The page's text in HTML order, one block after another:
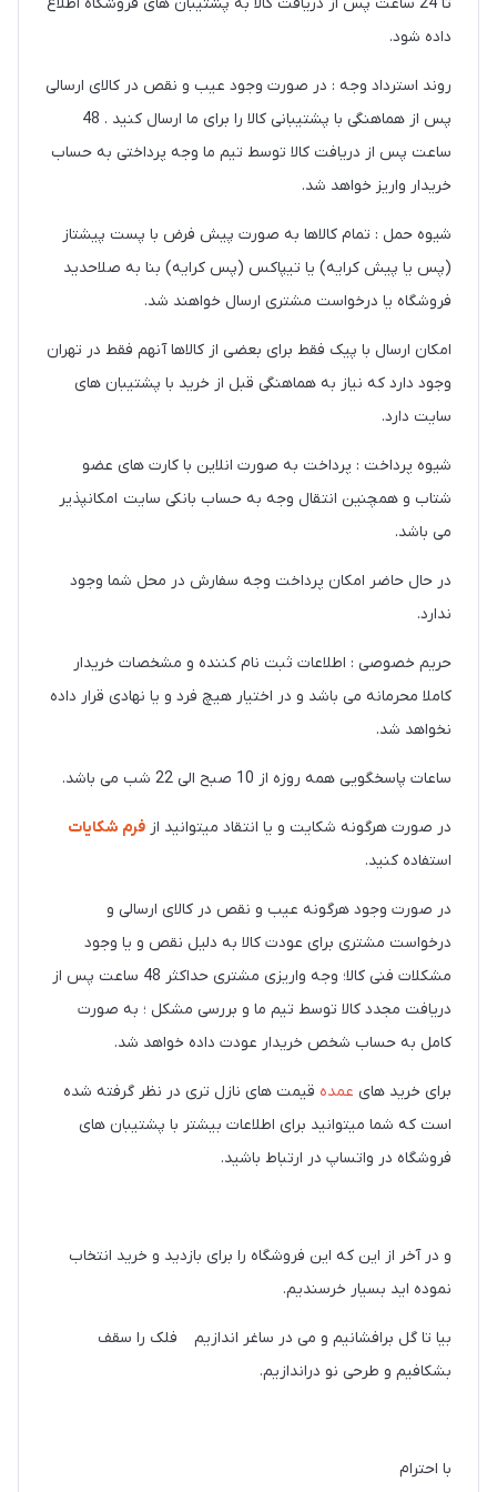
داده شود.
روند استرداد وجه : در صورت وجود عیب و نقص در کالای ارسالی
پس از هماهنگی با پشتیبانی کالا را برای ما ارسال کنید . 48
ساعت پس از دریافت کالا توسط تیم ما وجه پرداختی به حساب
خریدار واریز خواهد شد.
شیوه حمل : تمام کالاها به صورت پیش فرض با پست پیشتاز
(پس یا پیش کرایه) یا تیپاکس (پس کرایه) بنا به صلاحدید
فروشگاه یا درخواست مشتری ارسال خواهند شد.
امکان ارسال با پیک فقط برای بعضی از کالاها آنهم فقط در تهران
وجود دارد که نیاز به هماهنگی قبل از خرید با پشتیبان های
سایت دارد.
شیوه پرداخت : پرداخت به صورت انلاین با کارت های عضو
شتاب و همچنین انتقال وجه به حساب بانکی سایت امکانپذیر
می باشد.
در حال حاضر امکان پرداخت وجه سفارش در محل شما وجود
ندارد.
حریم خصوصی : اطلاعات ثبت نام کننده و مشخصات خریدار
کاملا محرمانه می باشد و در اختیار هیچ فرد و یا نهادی قرار داده
نخواهد شد.
ساعات پاسخگویی همه روزه از 10 صبح الی 22 شب می باشد.
در صورت هرگونه شکایت و یا انتقاد میتوانید از فرم شکایات
استفاده کنید.
در صورت وجود هرگونه عیب و نقص در کالای ارسالی و
درخواست مشتری برای عودت کالا به دلیل نقص و یا وجود
مشکلات فنی کالا؛ وجه واریزی مشتری حداکثر 48 ساعت پس از
دریافت مجدد کالا توسط تیم ما و بررسی مشکل ؛ به صورت
کامل به حساب شخص خریدار عودت داده خواهد شد.
برای خرید های عمده قیمت های نازل تری در نظر گرفته شده
است که شما میتوانید برای اطلاعات بیشتر با پشتیبان های
فروشگاه در واتساپ در ارتباط باشید.
و در آخر از این که این فروشگاه را برای بازدید و خرید انتخاب
نموده اید بسیار خرسندیم.
بیا تا گل برافشانیم و می در ساغر اندازیم فلک را سقف
بشکافیم و طرحی نو دراندازیم.
با احترام